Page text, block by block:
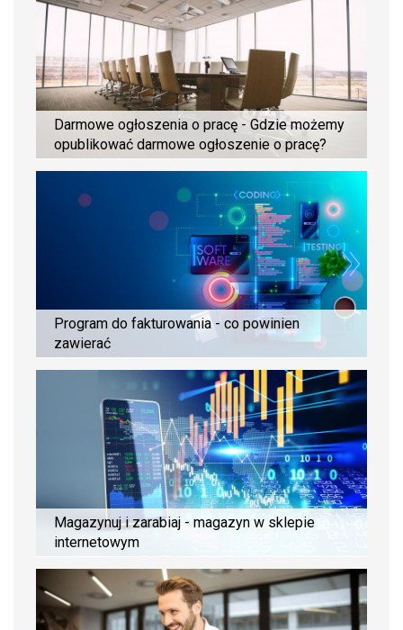
Darmowe ogłoszenia o pracę - Gdzie możemy
opublikować darmowe ogłoszenie o pracę?
Program do fakturowania - co powinien
zawierać
Magazynuj i zarabiaj - magazyn w sklepie
internetowym